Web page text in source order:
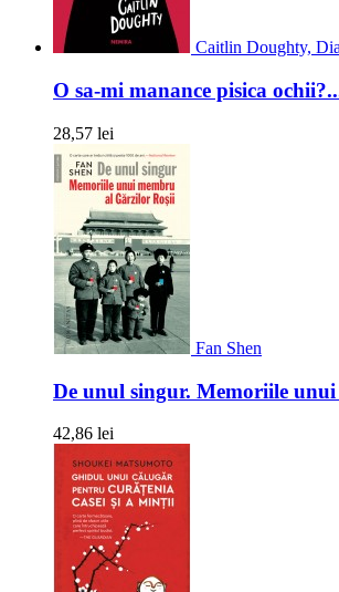
Caitlin Doughty,
O sa-mi manance pisica
28,57 lei
Fan Shen
De unul singur. Memoriile
42,86 lei